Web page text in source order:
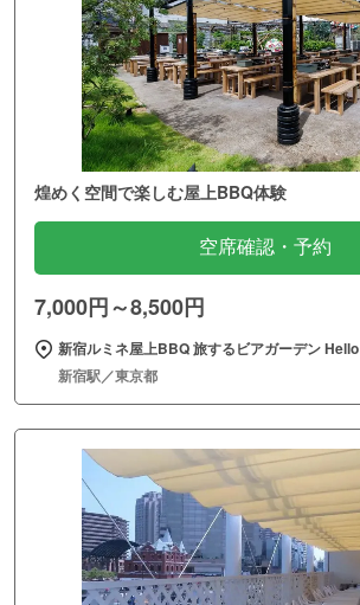
煌めく空間で楽しむ屋上BBQ体験
空席確認・予約
7,000円～8,500円
新宿ルミネ屋上BBQ 旅するビアガーデン Hello
新宿駅／東京都